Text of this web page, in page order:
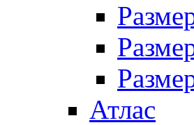
Атлас